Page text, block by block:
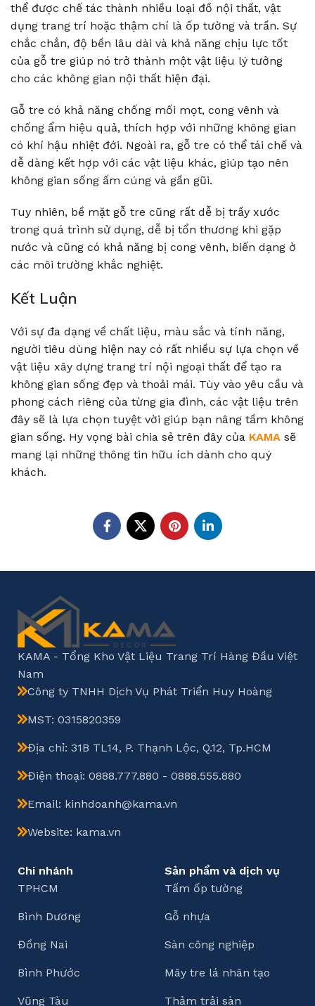
thể được chế tác thành nhiều loại đồ nội thất, vật
dụng trang trí hoặc thậm chí là ốp tường và trần. Sự
chắc chắn, độ bền lâu dài và khả năng chịu lực tốt
của gỗ tre giúp nó trở thành một vật liệu lý tưởng
cho các không gian nội thất hiện đại.
Gỗ tre có khả năng chống mối mọt, cong vênh và
chống ẩm hiệu quả, thích hợp với những không gian
có khí hậu nhiệt đới. Ngoài ra, gỗ tre có thể tái chế và
dễ dàng kết hợp với các vật liệu khác, giúp tạo nên
không gian sống ấm cúng và gần gũi.
Tuy nhiên, bề mặt gỗ tre cũng rất dễ bị trầy xước
trong quá trình sử dụng, dễ bị tổn thương khi gặp
nước và cũng có khả năng bị cong vênh, biến dạng ở
các môi trường khắc nghiệt.
Kết Luận
Với sự đa dạng về chất liệu, màu sắc và tính năng,
người tiêu dùng hiện nay có rất nhiều sự lựa chọn về
vật liệu xây dựng trang trí nội ngoại thất để tạo ra
không gian sống đẹp và thoải mái. Tùy vào yêu cầu và
phong cách riêng của từng gia đình, các vật liệu trên
đây sẽ là lựa chọn tuyệt vời giúp bạn nâng tầm không
gian sống. Hy vọng bài chia sẻ trên đây của KAMA sẽ
mang lại những thông tin hữu ích dành cho quý
khách.
KAMA - Tổng Kho Vật Liệu Trang Trí Hàng Đầu Việt
Nam
Công ty TNHH Dịch Vụ Phát Triển Huy Hoàng
MST: 0315820359
Địa chỉ: 31B TL14, P. Thạnh Lộc, Q.12, Tp.HCM
Điện thoại: 0888.777.880 - 0888.555.880
Email: kinhdoanh@kama.vn
Website: kama.vn
Chi nhánh
TPHCM
Bình Dương
Đồng Nai
Bình Phước
Vũng Tàu
Sản phẩm và dịch vụ
Tấm ốp tường
Gỗ nhựa
Sàn công nghiệp
Mây tre lá nhân tạo
Thảm trải sàn